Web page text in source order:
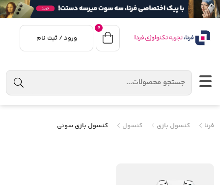
0
ورود / ثبت نام
فرنا کنسول بازی کنسول کنسول بازی سونی